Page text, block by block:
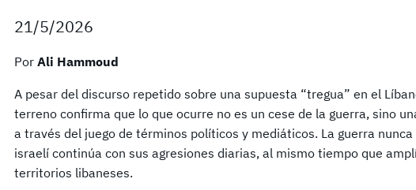
21/5/2026
Por Ali Hammoud
A pesar del discurso repetido sobre una supuesta “tregua” en el
terreno confirma que lo que ocurre no es un cese de la guerra, sino
a través del juego de términos políticos y mediáticos. La guerra
israelí continúa con sus agresiones diarias, al mismo tiempo que
territorios libaneses.